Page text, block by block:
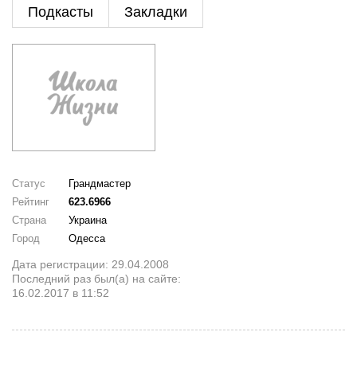
Подкасты Закладки
Статус
Грандмастер
Рейтинг
623.6966
Страна
Украина
Город
Одесса
Дата регистрации: 29.04.2008
Последний раз был(а) на сайте:
16.02.2017 в 11:52